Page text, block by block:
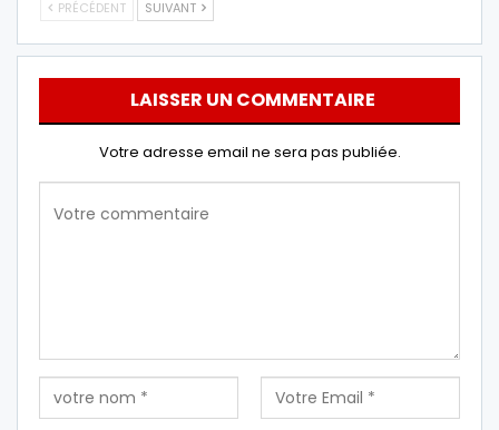
PRÉCÉDENT SUIVANT
LAISSER UN COMMENTAIRE
Votre adresse email ne sera pas publiée.